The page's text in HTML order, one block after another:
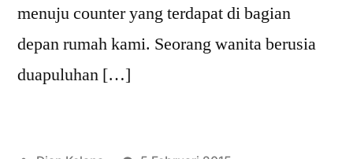
menuju counter yang terdapat di bagian
depan rumah kami. Seorang wanita berusia
duapuluhan […]